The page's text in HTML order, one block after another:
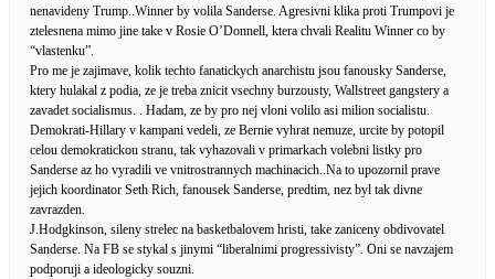
nenavideny Trump..Winner by volila Sanderse. Agresivni klika proti Trumpovi je
ztelesnena mimo jine take v Rosie O’Donnell, ktera chvali Realitu Winner co by
“vlastenku”.
Pro me je zajimave, kolik techto fanatickych anarchistu jsou fanousky Sanderse,
ktery hulakal z podia, ze je treba znicit vsechny burzousty, Wallstreet gangstery a
zavadet socialismus. . Hadam, ze by pro nej vloni volilo asi milion socialistu.
Demokrati-Hillary v kampani vedeli, ze Bernie vyhrat nemuze, urcite by potopil
celou demokratickou stranu, tak vyhazovali v primarkach volebni listky pro
Sanderse az ho vyradili ve vnitrostrannych machinacich..Na to upozornil prave
jejich koordinator Seth Rich, fanousek Sanderse, predtim, nez byl tak divne
zavrazden.
J.Hodgkinson, sileny strelec na basketbalovem hristi, take zaniceny obdivovatel
Sanderse. Na FB se stykal s jinymi “liberalnimi progressivisty”. Oni se navzajem
podporuji a ideologicky souzni.